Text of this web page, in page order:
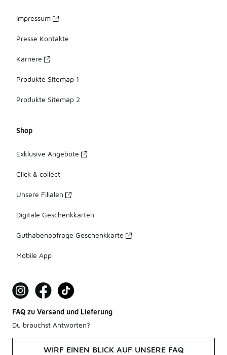
Impressum
Presse Kontakte
Karriere
Produkte Sitemap 1
Produkte Sitemap 2
Shop
Exklusive Angebote
Click & collect
Unsere Filialen
Digitale Geschenkkarten
Guthabenabfrage Geschenkkarte
Mobile App
FAQ zu Versand und Lieferung
Du brauchst Antworten?
WIRF EINEN BLICK AUF UNSERE FAQ